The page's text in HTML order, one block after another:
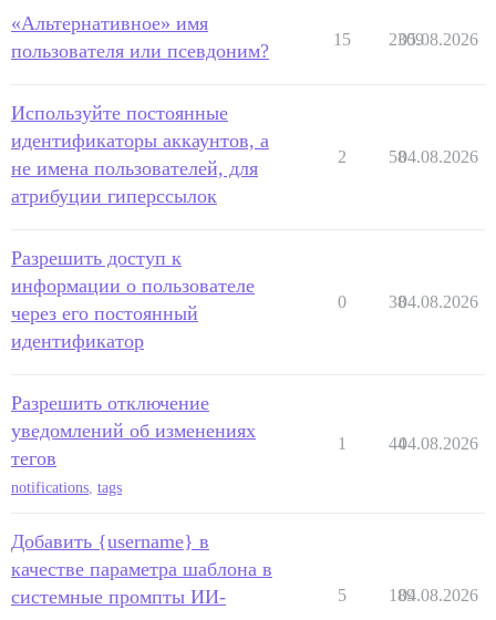
«Альтернативное» имя
пользователя или псевдоним?
15 2309
05.08.2026
Используйте постоянные
идентификаторы аккаунтов, а
не имена пользователей, для
атрибуции гиперссылок
2 5804.08.2026
Разрешить доступ к
информации о пользователе
через его постоянный
идентификатор
0 3804.08.2026
Разрешить отключение
уведомлений об изменениях
тегов
notifications, tags
1 4404.08.2026
Добавить {username} в
качестве параметра шаблона в
системные промпты ИИ-
5 189
04.08.2026